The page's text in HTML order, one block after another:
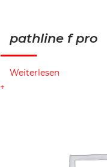
pathline f pro
Weiterlesen